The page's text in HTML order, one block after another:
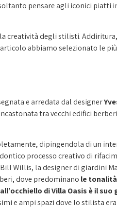
pensare agli iconici piatti
creatività degli stilisti.
abbiamo selezionato le
e arredata dal designer
tra vecchi edifici
dipingendola di un
processo creativo di
Willis, la designer di giardini
dove predominano le
di Villa Oasis è il suo
e ampi spazi dove lo stilista